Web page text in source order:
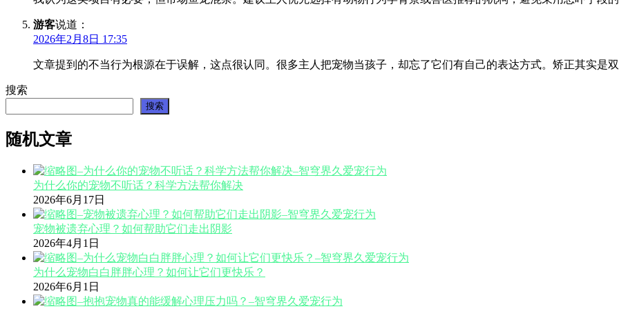
游客说道：
2026年2月8日 17:35
文章提到的不当行为根源在于误解，这点很认同。很多主人把宠物当孩子，却忘了它们有自己的表达方式。矫正其实是
搜索
搜索
随机文章
为什么你的宠物不听话？科学方法帮你解决
2026年6月17日
宠物被遗弃心理？如何帮助它们走出阴影
2026年4月1日
为什么宠物白白胖胖心理？如何让它们更快乐？
2026年6月1日